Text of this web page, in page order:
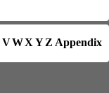
VWX YZ Appendix